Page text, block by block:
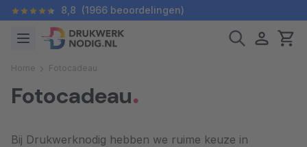
8,8 (1966 beoordelingen)
Home Fotocadeau
Fotocadeau
Bij Drukwerknodig hebben we ruime keuze in